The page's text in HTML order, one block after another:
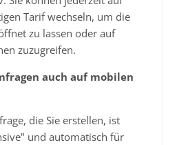
Tarif wechseln, um die
zu lassen oder auf
zuzugreifen.
auch auf mobilen
die Sie erstellen, ist
und automatisch für